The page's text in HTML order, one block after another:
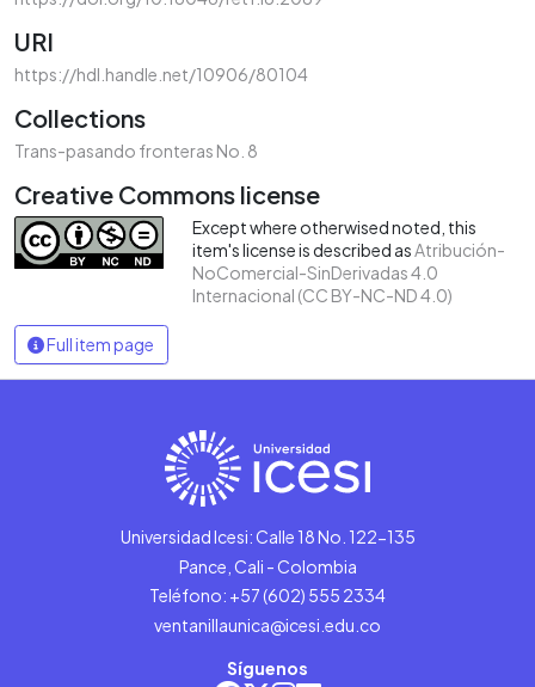
URI
https://hdl.handle.net/10906/80104
Collections
Trans-pasando fronteras No. 8
Creative Commons license
Except where otherwised noted, this
item's license is described asAtribución-
NoComercial-SinDerivadas 4.0
Internacional (CC BY-NC-ND 4.0)
Full item page
Universidad Icesi: Calle 18 No. 122-135
Pance, Cali - Colombia
Teléfono: +57 (602) 555 2334
ventanillaunica@icesi.edu.co
Síguenos